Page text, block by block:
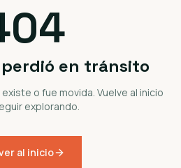
en tránsito
o fue movida. Vuelve al inicio
explorando.
al inicio